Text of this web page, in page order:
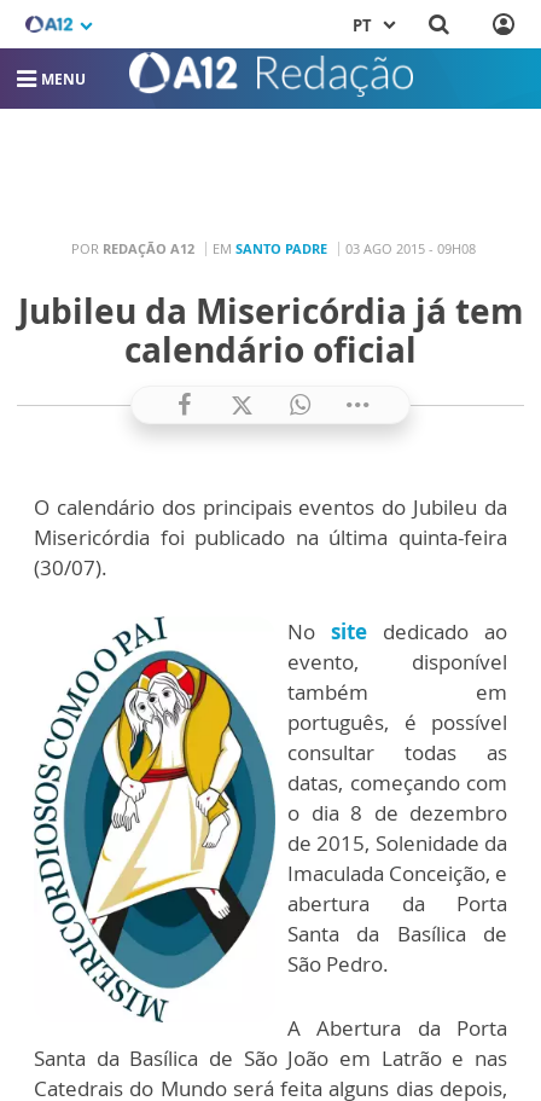
PT
MENU
POR REDAÇÃO A12 EM SANTO PADRE 03 AGO 2015 - 09H08
Jubileu da Misericórdia já tem
calendário oficial
O calendário dos principais eventos do Jubileu da
Misericórdia foi publicado na última quinta-feira
(30/07).
No site dedicado ao
evento, disponível
também em
português, é possível
consultar todas as
datas, começando com
o dia 8 de dezembro
de 2015, Solenidade da
Imaculada Conceição, e
abertura da Porta
Santa da Basílica de
São Pedro.
A Abertura da Porta
Santa da Basílica de São João em Latrão e nas
Catedrais do Mundo será feita alguns dias depois,